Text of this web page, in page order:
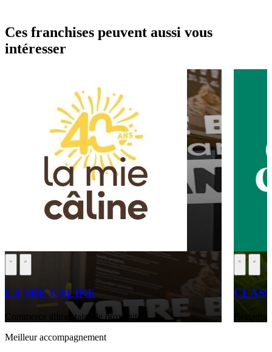
Ces franchises peuvent aussi vous
intéresser
LA MIE CALINE
Commerce alimentaire de proximité
Meilleur accompagnement